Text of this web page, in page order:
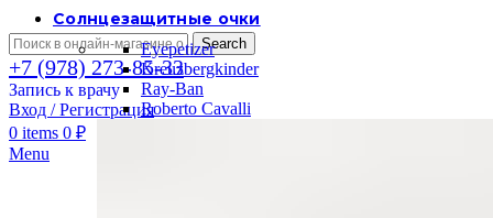
Search
+7 (978) 273-85-33
Запись к врачу
Вход / Регистрация
0 items 0 ₽
Menu
Солнцезащитные очки
Eyepetizer
Kreuzbergkinder
Ray-Ban
Roberto Cavalli